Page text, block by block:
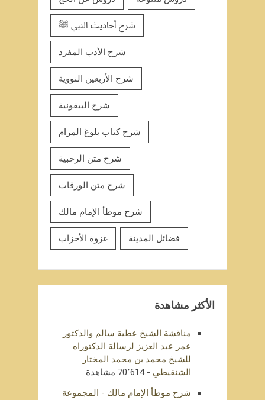
شرح أحاديث النبي ﷺ
شرح الأدب المفرد
شرح الأربعين النووية
شرح البيقونية
شرح كتاب بلوغ المرام
شرح متن الرحبية
شرح متن الورقات
شرح موطأ الإمام مالك
غزوة الأحزاب فضائل المدينة
الأكثر مشاهدة
مناقشة الشيخ عطية سالم والدكتور
عمر عبد العزيز لرسالة الدكتوراه
للشيخ محمد بن محمد المختار
الشنقيطي - 70٬614 مشاهدة
شرح موطأ الإمام مالك - المجموعة